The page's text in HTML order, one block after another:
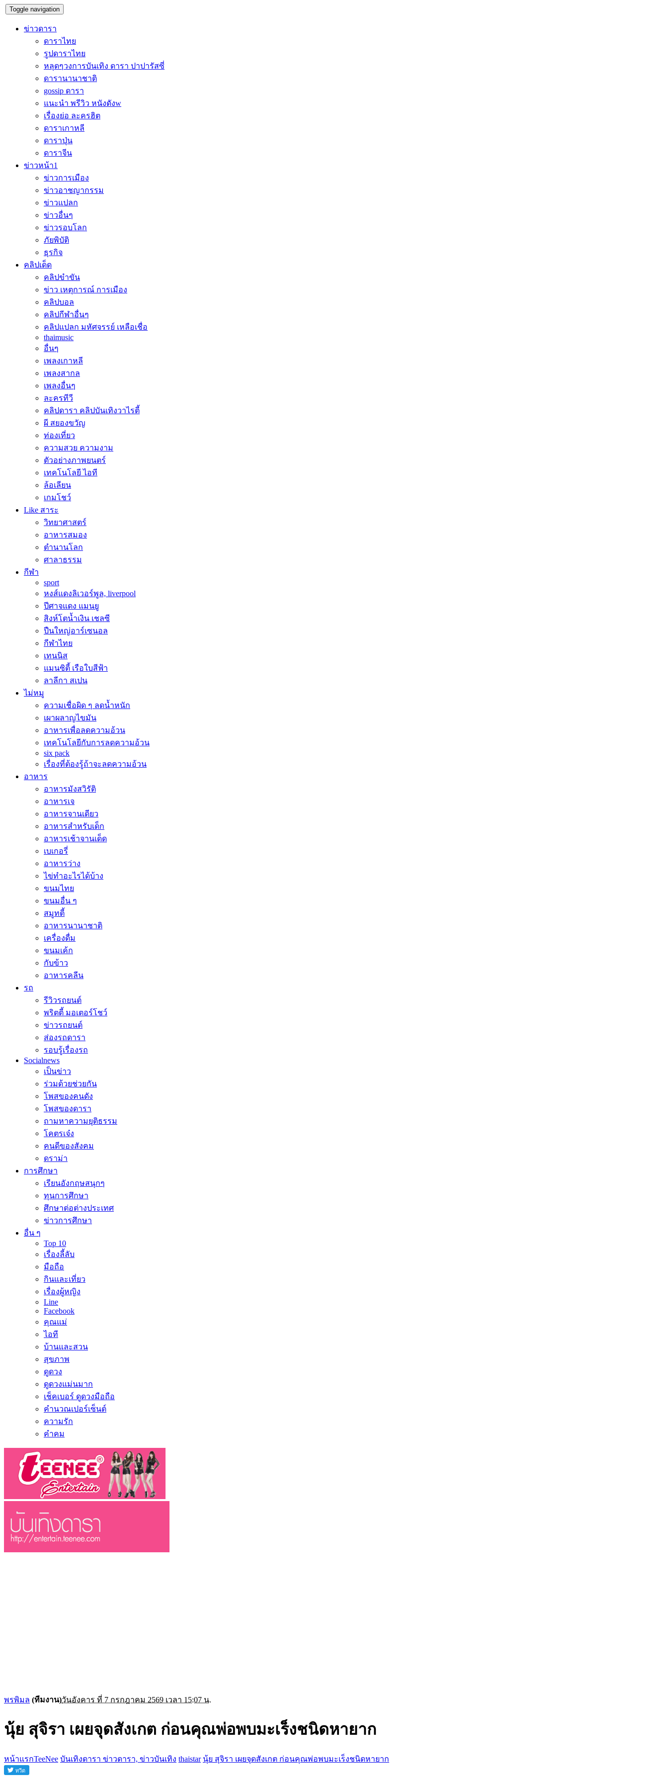
Toggle navigation
ข่าวดารา
ดาราไทย
รูปดาราไทย
หลุดๆวงการบันเทิง ดารา ปาปารัสซี่
ดารานานาชาติ
gossip ดารา
แนะนำ พรีวิว หนังดังw
เรื่องย่อ ละครฮิต
ดาราเกาหลี
ดาราปุ่น
ดาราจีน
ข่าวหน้า1
ข่าวการเมือง
ข่าวอาชญากรรม
ข่าวแปลก
ข่าวอื่นๆ
ข่าวรอบโลก
ภัยพิบัติ
ธุรกิจ
คลิปเด็ด
คลิปขำขัน
ข่าว เหตุการณ์ การเมือง
คลิปบอล
คลิปกีฬาอื่นๆ
คลิปแปลก มหัศจรรย์ เหลือเชื่อ
thaimusic
อื่นๆ
เพลงเกาหลี
เพลงสากล
เพลงอื่นๆ
ละครทีวี
คลิปดารา คลิปบันเทิงวาไรตี้
ผี สยองขวัญ
ท่องเที่ยว
ความสวย ความงาม
ตัวอย่างภาพยนตร์
เทคโนโลยี ไอที
ล้อเลียน
เกมโชว์
Like สาระ
วิทยาศาสตร์
อาหารสมอง
ตำนานโลก
ศาลาธรรม
กีฬา
sport
หงส์แดงลิเวอร์พูล, liverpool
ปีศาจแดง แมนยู
สิงห์โตน้ำเงิน เชลซี
ปืนใหญ่อาร์เซนอล
กีฬาไทย
เทนนิส
แมนซิตี้ เรือใบสีฟ้า
ลาลีกา สเปน
ไม่หมู
ความเชื่อผิด ๆ ลดน้ำหนัก
เผาผลาญไขมัน
อาหารเพื่อลดความอ้วน
เทคโนโลยีกับการลดความอ้วน
six pack
เรื่องที่ต้องรู้ถ้าจะลดความอ้วน
อาหาร
อาหารมังสวิรัติ
อาหารเจ
อาหารจานเดียว
อาหารสำหรับเด็ก
อาหารเช้าจานเด็ด
เบเกอรี่
อาหารว่าง
ไข่ทำอะไรได้บ้าง
ขนมไทย
ขนมอื่น ๆ
สมูทตี้
อาหารนานาชาติ
เครื่องดื่ม
ขนมเค้ก
กับข้าว
อาหารคลีน
รถ
รีวิวรถยนต์
พริตตี้ มอเตอร์โชว์
ข่าวรถยนต์
ส่องรถดารา
รอบรู้เรื่องรถ
Socialnews
เป็นข่าว
ร่วมด้วยช่วยกัน
โพสของคนดัง
โพสของดารา
ถามหาความยุติธรรม
โคตรเจ๋ง
คนดีของสังคม
ดราม่า
การศึกษา
เรียนอังกฤษสนุกๆ
ทุนการศึกษา
ศึกษาต่อต่างประเทศ
ข่าวการศึกษา
อื่น ๆ
Top 10
เรื่องลี้ลับ
มือถือ
กินและเที่ยว
เรื่องผู้หญิง
Line
Facebook
คุณแม่
ไอที
บ้านและสวน
สุขภาพ
ดูดวง
ดูดวงแม่นมาก
เช็คเบอร์ ดูดวงมือถือ
คำนวณเปอร์เซ็นต์
ความรัก
คำคม
พรพิมล (ทีมงาน)วันอังคาร ที่ 7 กรกฎาคม 2569 เวลา 15:07 น.
นุ้ย สุจิรา เผยจุดสังเกต ก่อนคุณพ่อพบมะเร็งชนิดหายาก
หน้าแรกTeeNee บันเทิงดารา ข่าวดารา, ข่าวบันเทิง thaistar นุ้ย สุจิรา เผยจุดสังเกต ก่อนคุณพ่อพบมะเร็งชนิดหายาก